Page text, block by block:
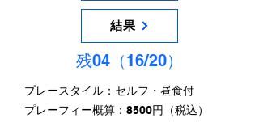
結果
残04（16/20）
プレースタイル：セルフ・昼食付
​プレーフィー概算：8500円（税込）